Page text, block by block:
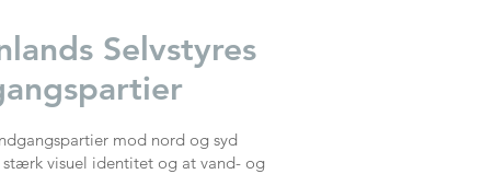
Selvstyres
mod nord og syd
stærk visuel identitet og at vand- og